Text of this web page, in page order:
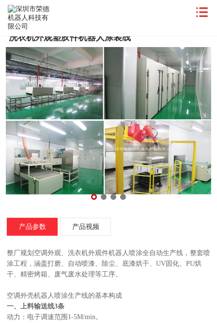
洗衣机外观塑胶件机器人涂装线
产品参数 产品视频
整厂规划空调外观、洗衣机外观件机器人喷涂全自动生产线，整套喷
涂工程，涵盖打磨、自动喷漆、除尘、底漆烘干、UV固化、PU烘
干、精密烤箱、废气废水处理等工序。
空调外壳机器人喷涂生产线的基本构成
一、上料输送线3条
动力：电子调速范围1-5M/min。